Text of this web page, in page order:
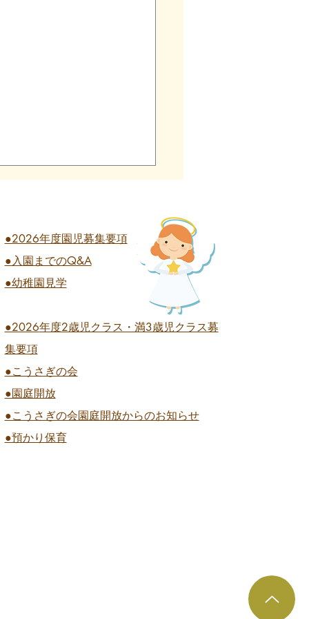
式 全学年
●2026年度園児募集要項
●入園までのQ&A
●幼稚園見学
●2026年度2歳児クラス・満3歳児クラス募
集要項
●こうさぎの会
●園庭開放
●こうさぎの会園庭開放からのお知らせ
●預かり保育